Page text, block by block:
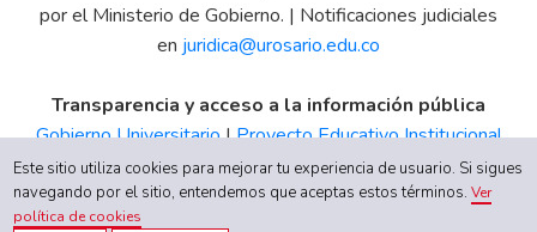
por el Ministerio de Gobierno. | Notificaciones judiciales
en juridica@urosario.edu.co
Transparencia y acceso a la información pública
Gobierno Universitario|Proyecto Educativo Institucional
|Informe de Gestión|Boletín Estadístico|Régimen
Tributario|Estados Financieros|Código de Ética|Canal
de Integridad UR
Este sitio utiliza cookies para mejorar tu experiencia de usuario. Si sigues
navegando por el sitio, entendemos que aceptas estos términos.Ver
política de cookies